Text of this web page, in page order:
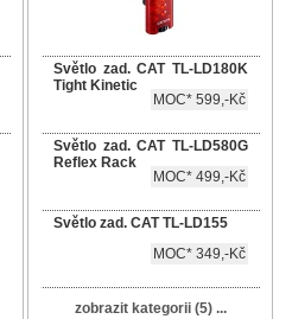
Světlo zad. CAT TL-LD180K
Tight Kinetic
MOC* 599,-Kč
Světlo zad. CAT TL-LD580G
Reflex Rack
MOC* 499,-Kč
Světlo zad. CAT TL-LD155
MOC* 349,-Kč
zobrazit kategorii (5) ...